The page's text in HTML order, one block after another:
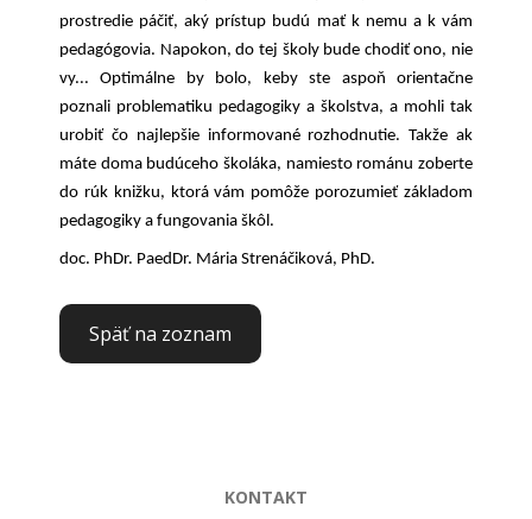
prostredie páčiť, aký prístup budú mať k nemu a k vám
pedagógovia. Napokon, do tej školy bude chodiť ono, nie
vy... Optimálne by bolo, keby ste aspoň orientačne
poznali problematiku pedagogiky a školstva, a mohli tak
urobiť čo najlepšie informované rozhodnutie. Takže ak
máte doma budúceho školáka, namiesto románu zoberte
do rúk knižku, ktorá vám pomôže porozumieť základom
pedagogiky a fungovania škôl.
doc. PhDr. PaedDr. Mária Strenáčiková, PhD.
Späť na zoznam
KONTAKT